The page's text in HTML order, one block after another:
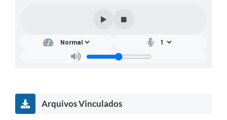
Arquivos Vinculados